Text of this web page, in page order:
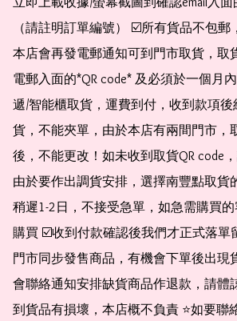
（請註明訂單編號） ☑️所有貨品不包郵
本店會再發電郵通知可到門市取貨，取
電郵入面的*QR code* 及必須於一個月
遞/智能櫃取貨，運費到付，收到款項後
貨，不能夾單，由於本店有兩間門市，
後，不能更改！如未收到取貨QR code
由於要作出調貨安排，選擇南豐點取貨
稍遲1-2日，不接受急單，如急需購買
購買 ☑️收到付款確認後我們才正式落單
門市同步發售商品，有機會下單後出現
會聯絡通知安排缺貨商品作退款，請體
到貨品有損壞，本店概不負責 ⭐️如要聯